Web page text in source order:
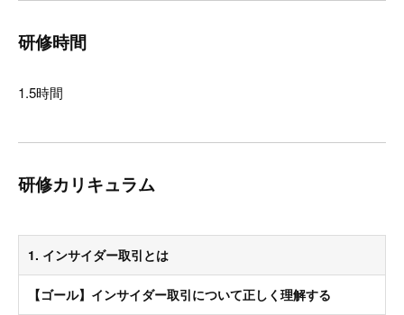
研修時間
1.5時間
研修カリキュラム
1. インサイダー取引とは
【ゴール】インサイダー取引について正しく理解する